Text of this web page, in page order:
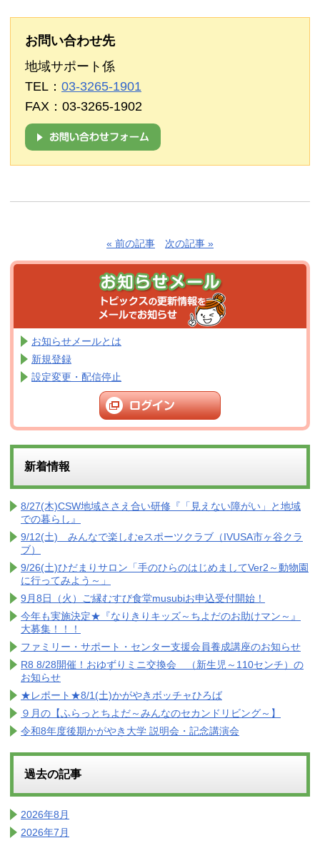
お問い合わせ先
地域サポート係
TEL： 03-3265-1901
FAX：03-3265-1902
« 前の記事 次の記事 »
お知らせメールとは
新規登録
設定変更・配信停止
新着情報
8/27(木)CSW地域ささえ合い研修『「見えない障がい」と地域
での暮らし』
9/12(土) みんなで楽しむeスポーツクラブ（IVUSA市ヶ谷クラ
ブ）
9/26(土)ひだまりサロン「手のひらのはじめましてVer2～動物園
に行ってみよう～」
9月8日（火）ご縁むすび食堂musubiお申込受付開始！
今年も実施決定★『なりきりキッズ～ちよだのお助けマン～』
大募集！！！
ファミリー・サポート・センター支援会員養成講座のお知らせ
R8 8/28開催！おゆずりミニ交換会 （新生児～110センチ）の
お知らせ
★レポート★8/1(土)かがやきボッチャひろば
９月の【ふらっとちよだ～みんなのセカンドリビング～】
令和8年度後期かがやき大学 説明会・記念講演会
過去の記事
2026年8月
2026年7月